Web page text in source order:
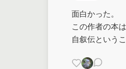
面白かった。
この作者の本
自叙伝という